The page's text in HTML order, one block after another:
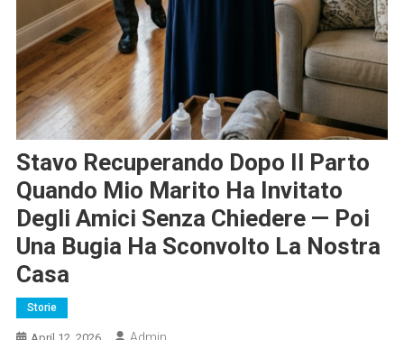
Stavo Recuperando Dopo Il Parto
Quando Mio Marito Ha Invitato
Degli Amici Senza Chiedere — Poi
Una Bugia Ha Sconvolto La Nostra
Casa
Storie
Admin